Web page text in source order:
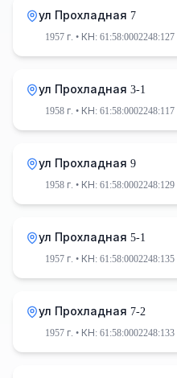
ул Прохладная 7
1957 г. • КН: 61:58:0002248:127
ул Прохладная 3-1
1958 г. • КН: 61:58:0002248:117
ул Прохладная 9
1958 г. • КН: 61:58:0002248:129
ул Прохладная 5-1
1957 г. • КН: 61:58:0002248:135
ул Прохладная 7-2
1957 г. • КН: 61:58:0002248:133